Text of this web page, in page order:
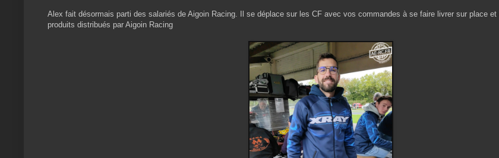
Alex fait désormais parti des salariés de Aigoin Racing. Il se déplace sur les CF avec vos commandes à se faire livrer sur place
produits distribués par Aigoin Racing